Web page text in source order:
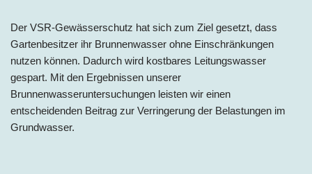
Der VSR-Gewässerschutz hat sich zum Ziel gesetzt, dass
Gartenbesitzer ihr Brunnenwasser ohne Einschränkungen
nutzen können. Dadurch wird kostbares Leitungswasser
gespart. Mit den Ergebnissen unserer
Brunnenwasseruntersuchungen leisten wir einen
entscheidenden Beitrag zur Verringerung der Belastungen im
Grundwasser.